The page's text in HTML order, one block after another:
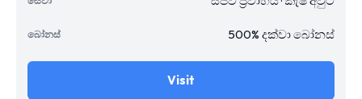
500% දක්වා බෝනස්
Visit